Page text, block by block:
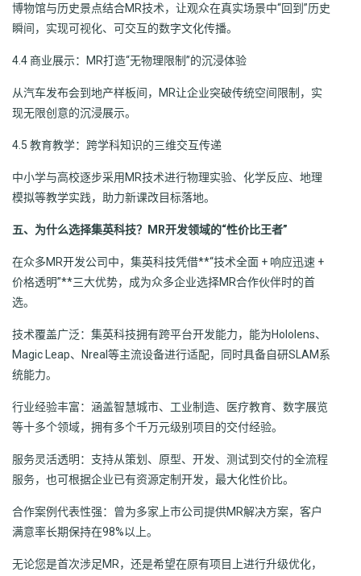
博物馆与历史景点结合MR技术，让观众在真实场景中“回到”历史
瞬间，实现可视化、可交互的数字文化传播。
4.4 商业展示：MR打造“无物理限制”的沉浸体验
从汽车发布会到地产样板间，MR让企业突破传统空间限制，实
现无限创意的沉浸展示。
4.5 教育教学：跨学科知识的三维交互传递
中小学与高校逐步采用MR技术进行物理实验、化学反应、地理
模拟等教学实践，助力新课改目标落地。
五、为什么选择集英科技？MR开发领域的“性价比王者”
在众多MR开发公司中，集英科技凭借**“技术全面 + 响应迅速 +
价格透明”**三大优势，成为众多企业选择MR合作伙伴时的首
选。
技术覆盖广泛：集英科技拥有跨平台开发能力，能为Hololens、
Magic Leap、Nreal等主流设备进行适配，同时具备自研SLAM系
统能力。
行业经验丰富：涵盖智慧城市、工业制造、医疗教育、数字展览
等十多个领域，拥有多个千万元级别项目的交付经验。
服务灵活透明：支持从策划、原型、开发、测试到交付的全流程
服务，也可根据企业已有资源定制开发，最大化性价比。
合作案例代表性强：曾为多家上市公司提供MR解决方案，客户
满意率长期保持在98%以上。
无论您是首次涉足MR，还是希望在原有项目上进行升级优化，